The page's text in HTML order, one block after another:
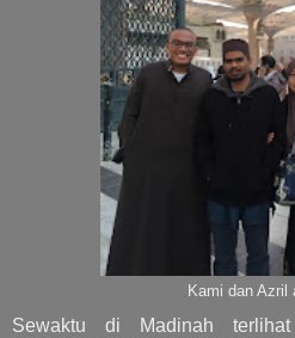
Kami dan Azril
Sewaktu di Madinah